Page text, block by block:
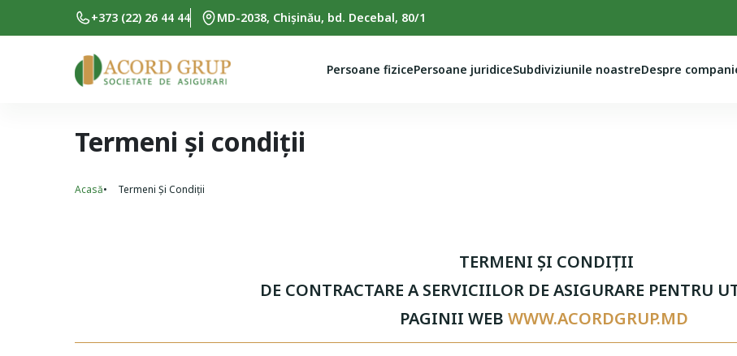
Skip to main content+373 (22) 26 44 44 MD-2038, Chișinău, bd. Decebal, 80/1
Persoane fizicePersoane juridiceSubdiviziunile noastreDespre
Termeni și condiții
Breadcrumb
Acasă Termeni Și Condiții
TERMENI ŞI CONDIŢII
DE CONTRACTARE A SERVICIILOR DE ASIGURARE PENTRU
PAGINII WEB WWW.ACORDGRUP.MD